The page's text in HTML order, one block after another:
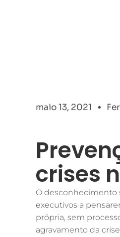
maio 13, 2021
crises
O desconhecimento
executivos a
própria, sem
agravamento da